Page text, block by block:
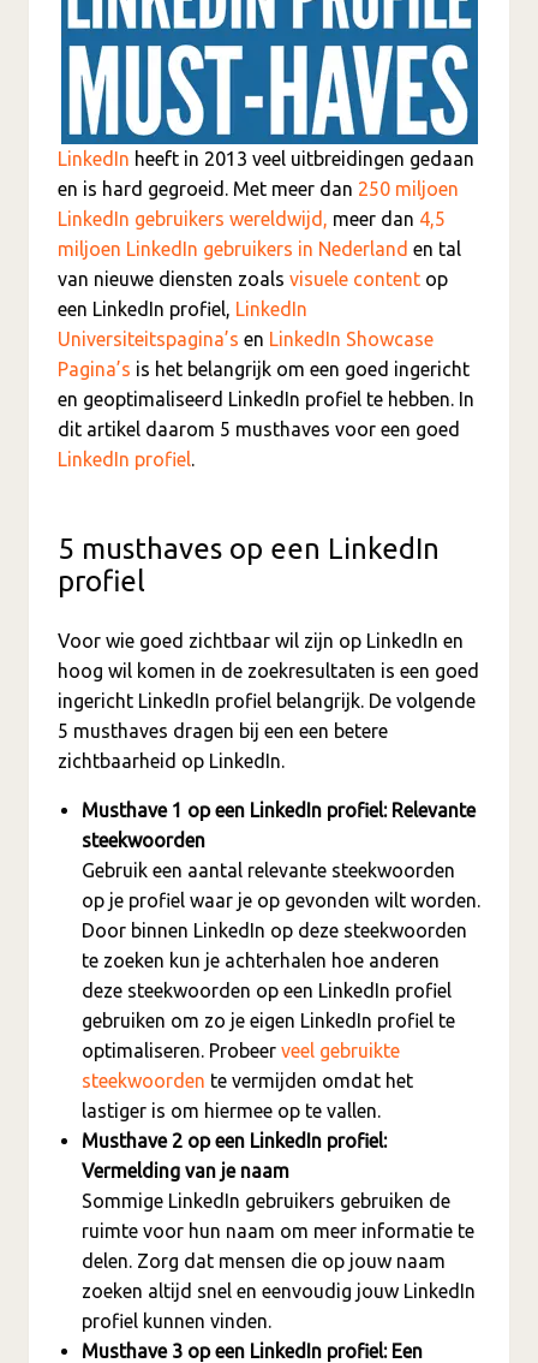
LinkedIn heeft in 2013 veel uitbreidingen gedaan
en is hard gegroeid. Met meer dan 250 miljoen
LinkedIn gebruikers wereldwijd, meer dan 4,5
miljoen LinkedIn gebruikers in Nederland en tal
van nieuwe diensten zoals visuele content op
een LinkedIn profiel, LinkedIn
Universiteitspagina’s en LinkedIn Showcase
Pagina’s is het belangrijk om een goed ingericht
en geoptimaliseerd LinkedIn profiel te hebben. In
dit artikel daarom 5 musthaves voor een goed
LinkedIn profiel.
5 musthaves op een LinkedIn
profiel
Voor wie goed zichtbaar wil zijn op LinkedIn en
hoog wil komen in de zoekresultaten is een goed
ingericht LinkedIn profiel belangrijk. De volgende
5 musthaves dragen bij een een betere
zichtbaarheid op LinkedIn.
Musthave 1 op een LinkedIn profiel: Relevante
steekwoorden
Gebruik een aantal relevante steekwoorden
op je profiel waar je op gevonden wilt worden.
Door binnen LinkedIn op deze steekwoorden
te zoeken kun je achterhalen hoe anderen
deze steekwoorden op een LinkedIn profiel
gebruiken om zo je eigen LinkedIn profiel te
optimaliseren. Probeer veel gebruikte
steekwoorden te vermijden omdat het
lastiger is om hiermee op te vallen.
Musthave 2 op een LinkedIn profiel:
Vermelding van je naam
Sommige LinkedIn gebruikers gebruiken de
ruimte voor hun naam om meer informatie te
delen. Zorg dat mensen die op jouw naam
zoeken altijd snel en eenvoudig jouw LinkedIn
profiel kunnen vinden.
Musthave 3 op een LinkedIn profiel: Een